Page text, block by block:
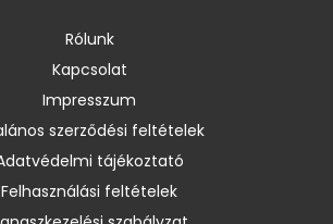
Rólunk
Kapcsolat
Impresszum
szerződési feltételek
tájékoztató
Felhasználási feltételek